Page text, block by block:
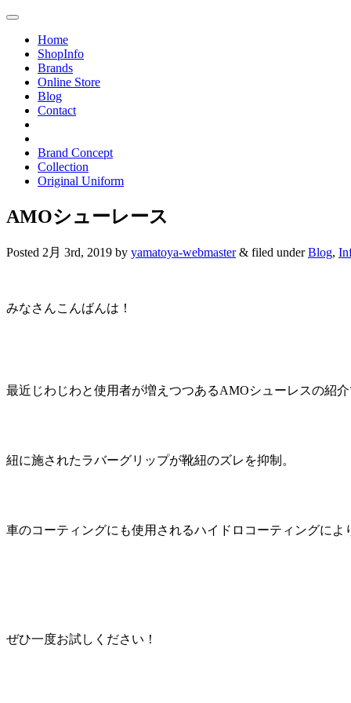
Toggle
navigationHome
ShopInfo
Brands
Online Store
Blog
Contact
Brand Concept
Collection
Original Uniform
AMOシューレース
Posted 2月 3rd, 2019 by yamatoya-webmaster & filed underBlog,
みなさんこんばんは！
最近じわじわと使用者が増えつつあるAMOシューレスの紹介
紐に施されたラバーグリップが靴紐のズレを抑制。
車のコーティングにも使用されるハイドロコーティングによ
ぜひ一度お試しください！